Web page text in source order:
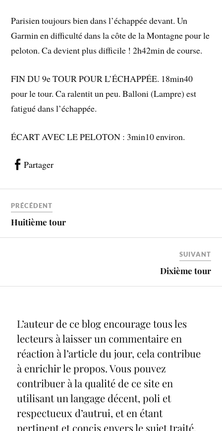
Parisien toujours bien dans l’échappée devant. Un
Garmin en difficulté dans la côte de la Montagne pour le
peloton. Ca devient plus difficile ! 2h42min de course.
FIN DU 9e TOUR POUR L’ÉCHAPPÉE. 18min40
pour le tour. Ca ralentit un peu. Balloni (Lampre) est
fatigué dans l’échappée.
ÉCART AVEC LE PELOTON : 3min10 environ.
Partager
PRÉCÉDENT
Huitième tour
SUIVANT
Dixième tour
L’auteur de ce blog encourage tous les
lecteurs à laisser un commentaire en
réaction à l’article du jour, cela contribue
à enrichir le propos. Vous pouvez
contribuer à la qualité de ce site en
utilisant un langage décent, poli et
respectueux d’autrui, et en étant
pertinent et concis envers le sujet traité.